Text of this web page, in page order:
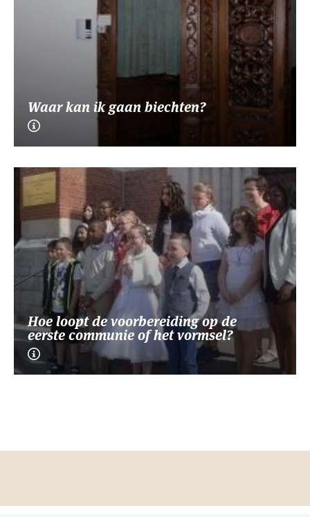
Waar kan ik gaan biechten?
Hoe loopt de voorbereiding op de
eerste communie of het vormsel?